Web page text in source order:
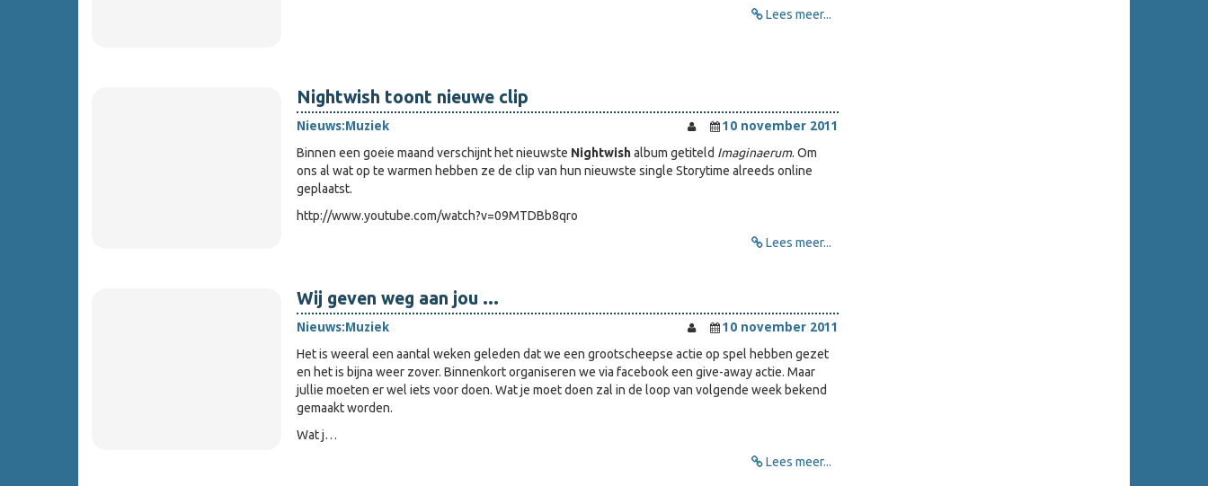
Lees meer...
Nightwish toont nieuwe clip
Nieuws:Muziek
10 november 2011
Binnen een goeie maand verschijnt het nieuwste Nightwishalbum getiteld Imaginaerum. Om
ons al wat op te warmen hebben ze de clip van hun nieuwste single Storytime alreeds online
geplaatst.
http://www.youtube.com/watch?v=09MTDBb8qro
Lees meer...
Wij geven weg aan jou ...
Nieuws:Muziek
10 november 2011
Het is weeral een aantal weken geleden dat we een grootscheepse actie op spel hebben gezet
en het is bijna weer zover. Binnenkort organiseren we via facebook een give-away actie. Maar
jullie moeten er wel iets voor doen. Wat je moet doen zal in de loop van volgende week bekend
gemaakt worden.
Wat j…
Lees meer...